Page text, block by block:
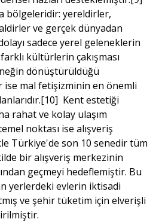
bölgeleridir: yereldirler,
ve gerçek dünyadan
sadece yerel geleneklerin
kültürlerin çakışması
dönüştürüldüğü
mal fetişizminin en önemli
Kent estetiği
rahat ve kolay ulaşım
noktası ise alışveriş
Türkiye'de son 10 senedir tüm
bir alışveriş merkezinin
geçmeyi hedeflemiştir. Bu
yerlerdeki evlerin iktisadi
ve şehir tüketim için elverişli